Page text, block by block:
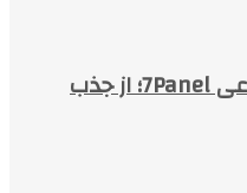
خدمات شبکه‌های اجتماعی 7Panel؛ از جذب